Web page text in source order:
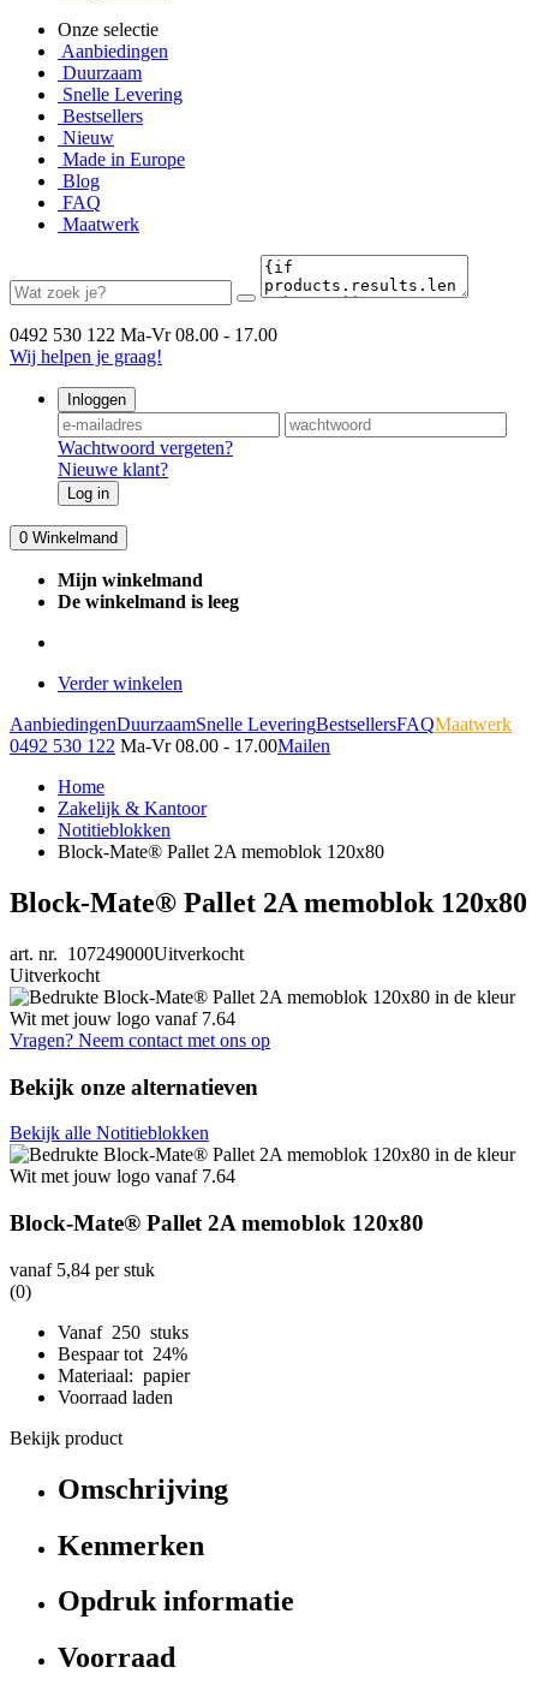
Onze selectie
Aanbiedingen
Duurzaam
Snelle Levering
Bestsellers
Nieuw
Made in Europe
Blog
FAQ
Maatwerk
0492 530 122 Ma-Vr 08.00 - 17.00
Wij helpen je graag!
Inloggen
Wachtwoord vergeten?
Nieuwe klant?
Log in
0 Winkelmand
Mijn winkelmand
De winkelmand is leeg
Verder winkelen
AanbiedingenDuurzaamSnelle LeveringBestsellersFAQMaatwerk
0492 530 122 Ma-Vr 08.00 - 17.00Mailen
Home
Zakelijk & Kantoor
Notitieblokken
Block-Mate® Pallet 2A memoblok 120x80
Block-Mate® Pallet 2A memoblok 120x80
art. nr. 107249000Uitverkocht
Uitverkocht
Vragen? Neem contact met ons op
Bekijk onze alternatieven
Bekijk alle Notitieblokken
Block-Mate® Pallet 2A memoblok 120x80
vanaf 5,84 per stuk
(0)
Vanaf 250 stuks
Bespaar tot 24%
Materiaal: papier
Voorraad laden
Bekijk product
Omschrijving
Kenmerken
Opdruk informatie
Voorraad